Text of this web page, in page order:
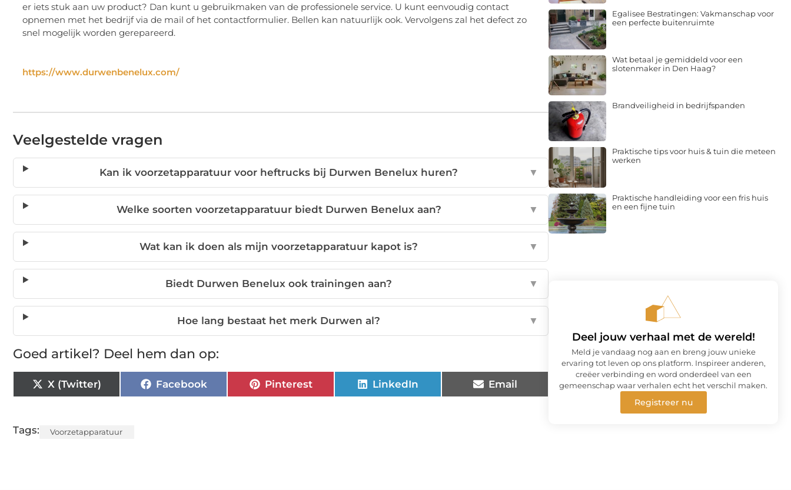
er iets stuk aan uw product? Dan kunt u gebruikmaken van de professionele service. U kunt eenvoudig contact
opnemen met het bedrijf via de mail of het contactformulier. Bellen kan natuurlijk ook. Vervolgens zal het defect zo
snel mogelijk worden gerepareerd.
https://www.durwenbenelux.com/
Veelgestelde vragen
Kan ik voorzetapparatuur voor heftrucks bij Durwen Benelux huren? ▼
Welke soorten voorzetapparatuur biedt Durwen Benelux aan? ▼
Wat kan ik doen als mijn voorzetapparatuur kapot is? ▼
Biedt Durwen Benelux ook trainingen aan? ▼
Hoe lang bestaat het merk Durwen al? ▼
Goed artikel? Deel hem dan op:
X (Twitter) Facebook Pinterest LinkedIn Email
Tags: Voorzetapparatuur
Egalisee Bestratingen: Vakmanschap voor
een perfecte buitenruimte
Wat betaal je gemiddeld voor een
slotenmaker in Den Haag?
Brandveiligheid in bedrijfspanden
Praktische tips voor huis & tuin die meteen
werken
Praktische handleiding voor een fris huis
en een fijne tuin
Deel jouw verhaal met de wereld!
Meld je vandaag nog aan en breng jouw unieke
ervaring tot leven op ons platform. Inspireer anderen,
creëer verbinding en word onderdeel van een
gemeenschap waar verhalen echt het verschil maken.
Registreer nu